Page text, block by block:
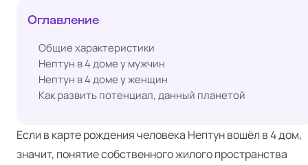
Оглавление
Общие характеристики
Нептун в 4 доме у мужчин
Нептун в 4 доме у женщин
Как развить потенциал, данный планетой
Если в карте рождения человека Нептун вошёл в 4 дом,
значит, понятие собственного жилого пространства